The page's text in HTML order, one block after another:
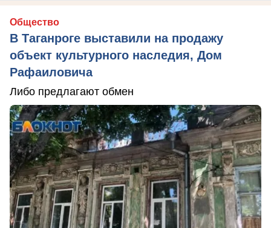
Общество
В Таганроге выставили на продажу
объект культурного наследия, Дом
Рафаиловича
Либо предлагают обмен